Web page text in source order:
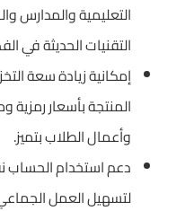
التعليمية والمدارس
التقنيات الحديثة في
إمكانية زيادة سعة
المنتجة بأسعار
وأعمال الطلاب بتميز.
دعم استخدام
لتسهيل العمل